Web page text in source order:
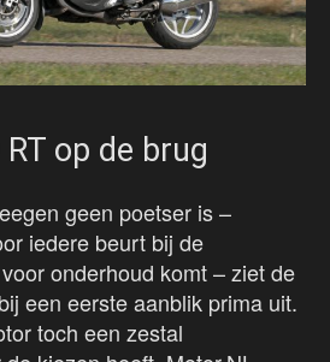
op de brug
geen poetser is –
iedere beurt bij de
onderhoud komt – ziet de
een eerste aanblik prima uit.
toch een zestal